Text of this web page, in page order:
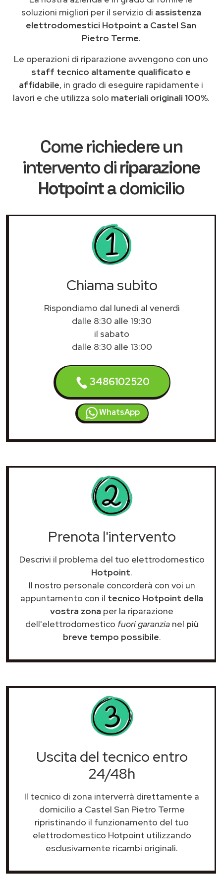
soluzioni migliori per il servizio di assistenza
elettrodomestici Hotpoint a Castel San
Pietro Terme.
Le operazioni di riparazione avvengono con uno
staff tecnico altamente qualificato e
affidabile, in grado di eseguire rapidamente i
lavori e che utilizza solo materiali originali 100%.
Come richiedere un
intervento diriparazione
Hotpointa domicilio
Chiama subito
Rispondiamo dal lunedì al venerdì
dalle 8:30 alle 19:30
il sabato
dalle 8:30 alle 13:00
3486102520
WhatsApp
Prenota l'intervento
Descrivi il problema del tuo elettrodomestico
Hotpoint.
Il nostro personale concorderà con voi un
appuntamento con il tecnico Hotpoint della
vostra zona per la riparazione
dell'elettrodomestico fuori garanzianel più
breve tempo possibile.
Uscita del tecnico entro
24/48h
Il tecnico di zona interverrà direttamente a
domicilio a Castel San Pietro Terme
ripristinando il funzionamento del tuo
elettrodomestico Hotpoint utilizzando
esclusivamente ricambi originali.